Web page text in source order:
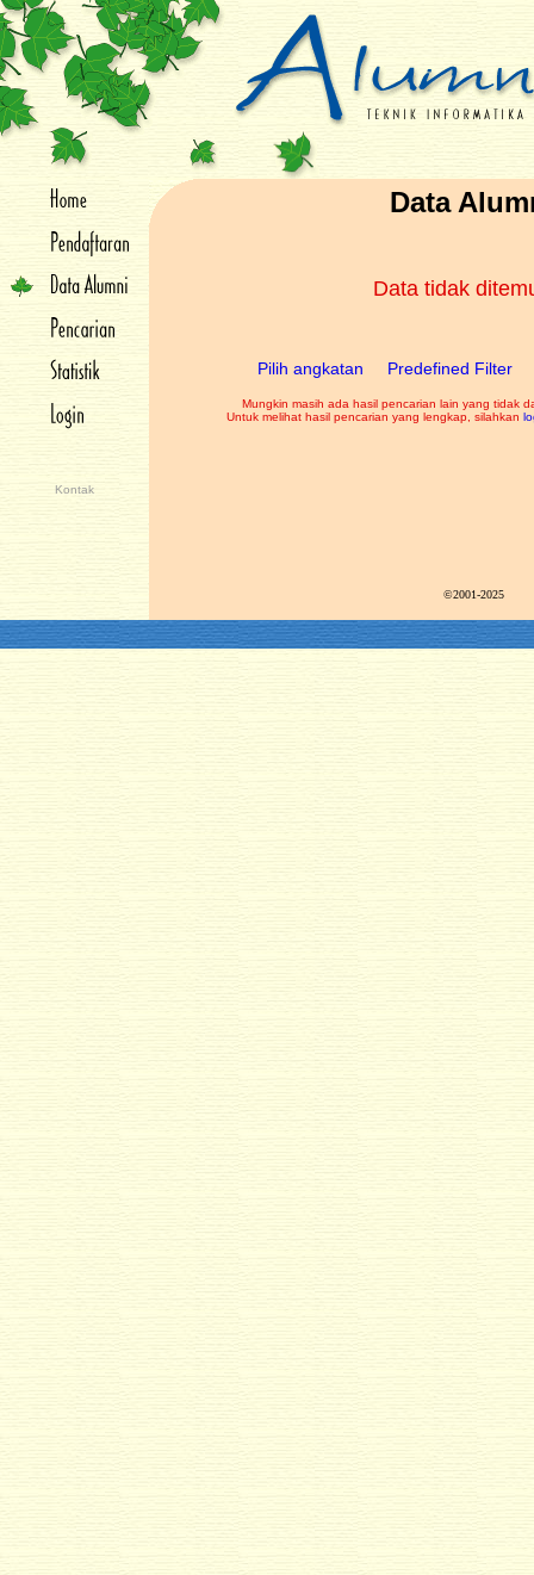
Kontak
Data
Data tidak
Pilih angkatan Predefined Filter
Mungkin masih ada hasil pencarian lain yang tidak
Untuk melihat hasil pencarian yang lengkap, silahkan
©2001-2025